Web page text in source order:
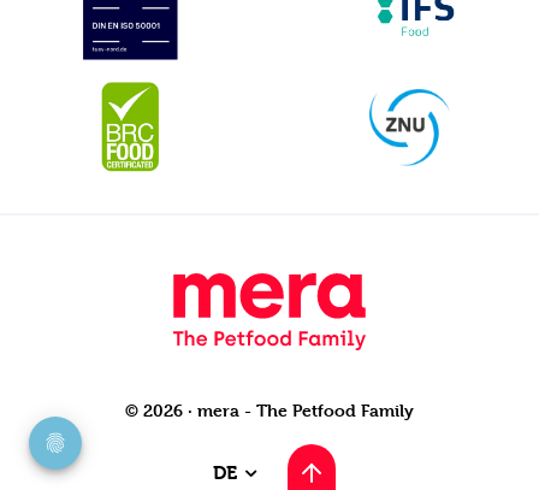
© 2026 · mera - The Petfood Family
DE